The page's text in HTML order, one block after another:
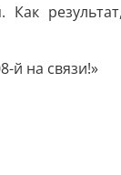
. Как
й на связи!»